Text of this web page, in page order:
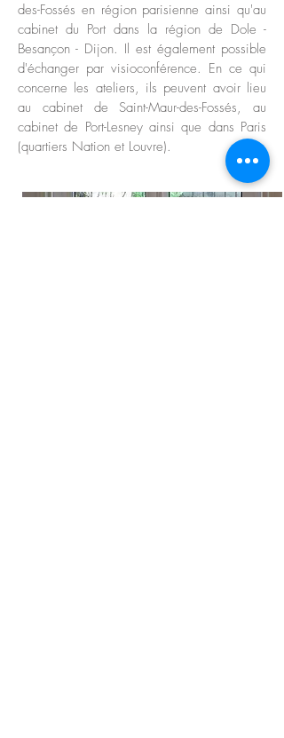
des-Fossés en région parisienne ainsi qu'au
cabinet du Port dans la région de Dole -
Besançon - Dijon. Il est également possible
d'échanger par visioconférence. En ce qui
concerne les ateliers, ils peuvent avoir lieu
au cabinet de Saint-Maur-des-Fossés, au
cabinet de Port-Lesney ainsi que dans Paris
(quartiers Nation et Louvre).